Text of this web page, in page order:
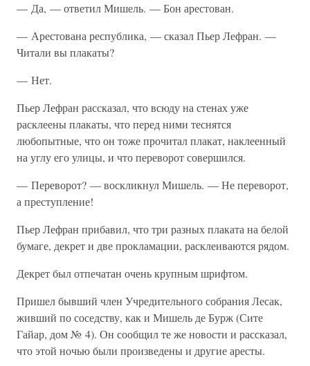
— Да, — ответил Мишель. — Бон арестован.
— Арестована республика, — сказал Пьер Лефран. —
Читали вы плакаты?
— Нет.
Пьер Лефран рассказал, что всюду на стенах уже
расклеены плакаты, что перед ними теснятся
любопытные, что он тоже прочитал плакат, наклеенный
на углу его улицы, и что переворот совершился.
— Переворот? — воскликнул Мишель. — Не переворот,
а преступление!
Пьер Лефран прибавил, что три разных плаката на белой
бумаге, декрет и две прокламации, расклеиваются рядом.
Декрет был отпечатан очень крупным шрифтом.
Пришел бывший член Учредительного собрания Лесак,
живший по соседству, как и Мишель де Бурж (Сите
Гайар, дом № 4). Он сообщил те же новости и рассказал,
что этой ночью были произведены и другие аресты.